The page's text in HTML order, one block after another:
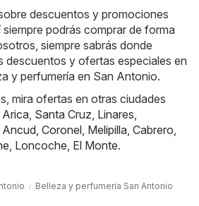
descuentos y promociones
podrás comprar de forma
siempre sabrás donde
descuentos y ofertas especiales en
y perfumería en San Antonio.
mira ofertas en otras ciudades
Arica, Santa Cruz, Linares,
Ancud, Coronel, Melipilla, Cabrero,
, Loncoche, El Monte.
Belleza y perfumería San Antonio